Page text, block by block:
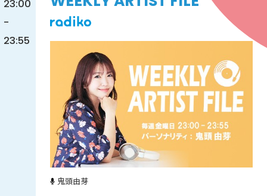
23:00
-
23:55
鬼頭由芽